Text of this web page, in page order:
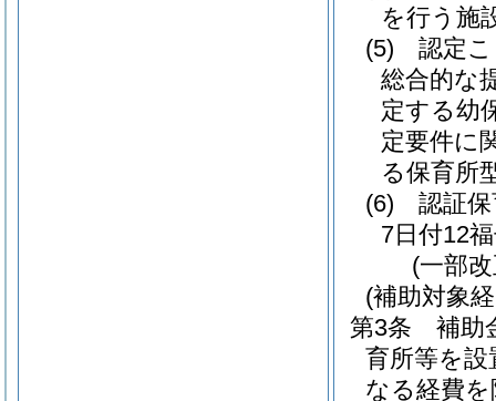
を行う施
(5)
認定
総合的な
定する幼
定要件に
る保育所
(6)
認証
7日付12
(一部
(補助対象
第3条
補助
育所等を
なる経費